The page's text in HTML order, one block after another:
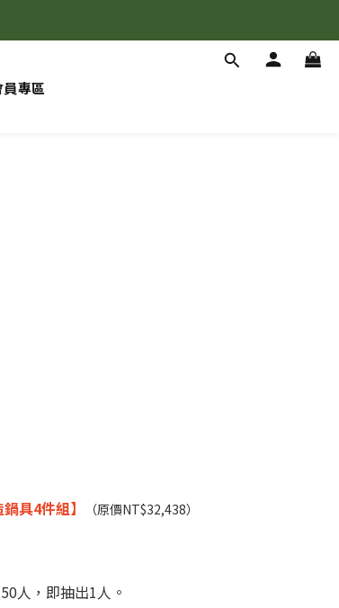
員專區
具4件組】 （原價NT$32,438）
人，即抽出1人。